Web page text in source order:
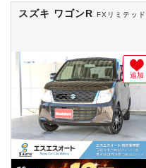
スズキ ワゴンR FXリミテッド
追加